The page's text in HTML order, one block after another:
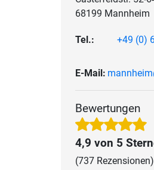
68199 Mannheim
Tel.:
+49 (0)
E-Mail:
Bewertungen
4,9 von 5
(737 Rezensionen)